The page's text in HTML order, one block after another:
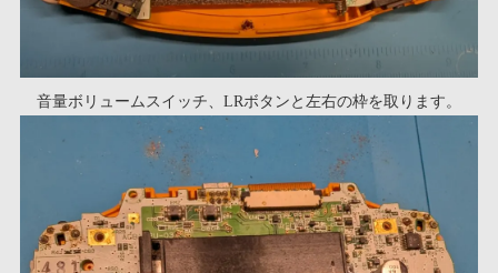
音量ボリュームスイッチ、LRボタンと左右の枠を取ります。